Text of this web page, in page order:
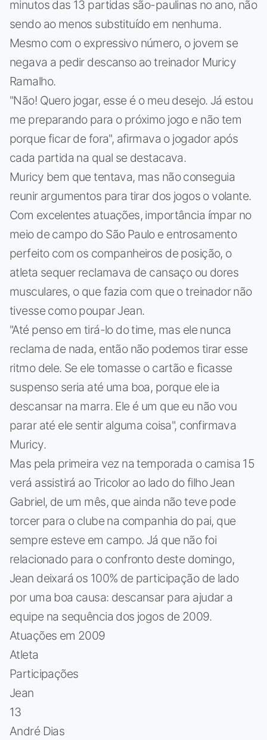
minutos das 13 partidas são-paulinas no ano, não
sendo ao menos substituído em nenhuma.
Mesmo com o expressivo número, o jovem se
negava a pedir descanso ao treinador Muricy
Ramalho.
"Não! Quero jogar, esse é o meu desejo. Já estou
me preparando para o próximo jogo e não tem
porque ficar de fora", afirmava o jogador após
cada partida na qual se destacava.
Muricy bem que tentava, mas não conseguia
reunir argumentos para tirar dos jogos o volante.
Com excelentes atuações, importância ímpar no
meio de campo do São Paulo e entrosamento
perfeito com os companheiros de posição, o
atleta sequer reclamava de cansaço ou dores
musculares, o que fazia com que o treinador não
tivesse como poupar Jean.
"Até penso em tirá-lo do time, mas ele nunca
reclama de nada, então não podemos tirar esse
ritmo dele. Se ele tomasse o cartão e ficasse
suspenso seria até uma boa, porque ele ia
descansar na marra. Ele é um que eu não vou
parar até ele sentir alguma coisa", confirmava
Muricy.
Mas pela primeira vez na temporada o camisa 15
verá assistirá ao Tricolor ao lado do filho Jean
Gabriel, de um mês, que ainda não teve pode
torcer para o clube na companhia do pai, que
sempre esteve em campo. Já que não foi
relacionado para o confronto deste domingo,
Jean deixará os 100% de participação de lado
por uma boa causa: descansar para ajudar a
equipe na sequência dos jogos de 2009.
Atuações em 2009
Atleta
Participações
Jean
13
André Dias